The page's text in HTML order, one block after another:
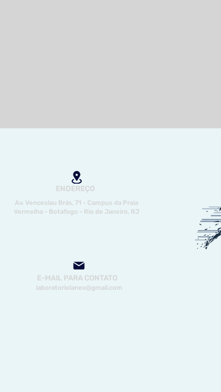
ENDEREÇO
Av. Venceslau Brás, 71 - Campus da Praia
Vermelha - Botafogo - Rio de Janeiro, RJ
E-MAIL PARA CONTATO
laboratoriolanex@gmail.com